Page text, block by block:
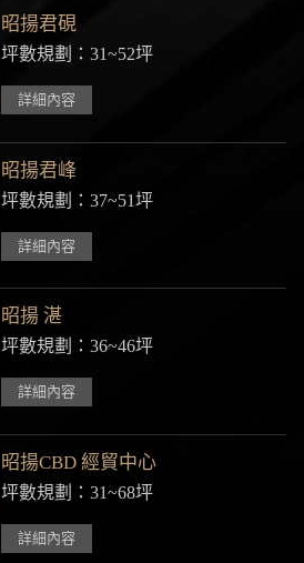
昭揚君硯
坪數規劃：31~52坪
詳細內容
昭揚君峰
坪數規劃：37~51坪
詳細內容
昭揚 湛
坪數規劃：36~46坪
詳細內容
昭揚CBD 經貿中心
坪數規劃：31~68坪
詳細內容